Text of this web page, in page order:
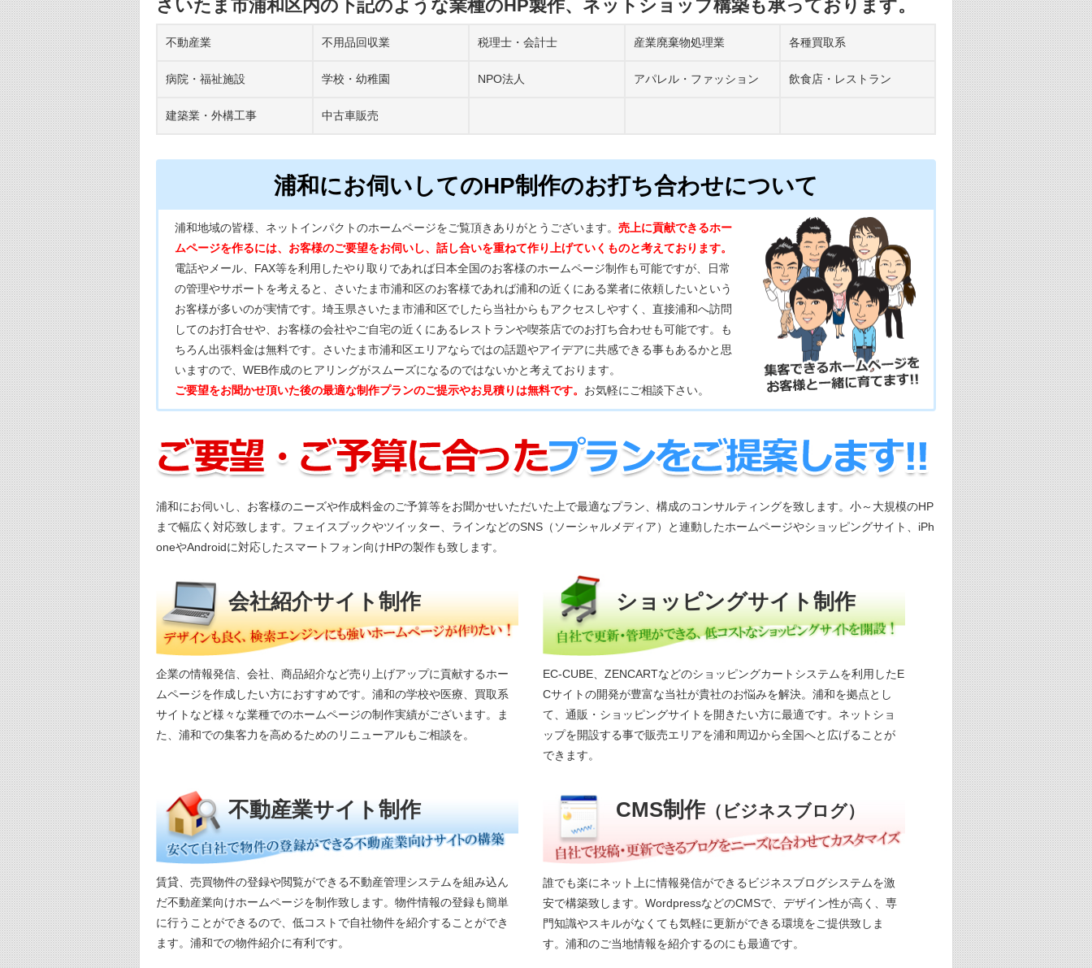
さいたま市浦和区内の下記のような業種のHP製作、ネットショップ構築も承っております。
不動産業 不用品回収業 税理士・会計士 産業廃棄物処理業 各種買取系
病院・福祉施設 学校・幼稚園 NPO法人 アパレル・ファッション 飲食店・レストラン
建築業・外構工事 中古車販売
浦和にお伺いしてのHP制作のお打ち合わせについて
浦和地域の皆様、ネットインパクトのホームページをご覧頂きありがとうございます。 売上に貢献できるホー
ムページを作るには、お客様のご要望をお伺いし、話し合いを重ねて作り上げていくものと考えております。
電話やメール、FAX等を利用したやり取りであれば日本全国のお客様のホームページ制作も可能ですが、日常
の管理やサポートを考えると、さいたま市浦和区のお客様であれば浦和の近くにある業者に依頼したいという
お客様が多いのが実情です。埼玉県さいたま市浦和区でしたら当社からもアクセスしやすく、直接浦和へ訪問
してのお打合せや、お客様の会社やご自宅の近くにあるレストランや喫茶店でのお打ち合わせも可能です。も
ちろん出張料金は無料です。さいたま市浦和区エリアならではの話題やアイデアに共感できる事もあるかと思
いますので、WEB作成のヒアリングがスムーズになるのではないかと考えております。
ご要望をお聞かせ頂いた後の最適な制作プランのご提示やお見積りは無料です。 お気軽にご相談下さい。
浦和にお伺いし、お客様のニーズや作成料金のご予算等をお聞かせいただいた上で最適なプラン、構成のコンサルティングを致します。小～大規模のHP
まで幅広く対応致します。フェイスブックやツイッター、ラインなどのSNS（ソーシャルメディア）と連動したホームページやショッピングサイト、iPh
oneやAndroidに対応したスマートフォン向けHPの製作も致します。
会社紹介サイト制作
企業の情報発信、会社、商品紹介など売り上げアップに貢献するホー
ムページを作成したい方におすすめです。浦和の学校や医療、買取系
サイトなど様々な業種でのホームページの制作実績がございます。ま
た、浦和での集客力を高めるためのリニューアルもご相談を。
ショッピングサイト制作
EC-CUBE、ZENCARTなどのショッピングカートシステムを利用したE
Cサイトの開発が豊富な当社が貴社のお悩みを解決。浦和を拠点とし
て、通販・ショッピングサイトを開きたい方に最適です。ネットショ
ップを開設する事で販売エリアを浦和周辺から全国へと広げることが
できます。
不動産業サイト制作
賃貸、売買物件の登録や閲覧ができる不動産管理システムを組み込ん
だ不動産業向けホームページを制作致します。物件情報の登録も簡単
に行うことができるので、低コストで自社物件を紹介することができ
ます。浦和での物件紹介に有利です。
CMS制作（ビジネスブログ）
誰でも楽にネット上に情報発信ができるビジネスブログシステムを激
安で構築致します。WordpressなどのCMSで、デザイン性が高く、専
門知識やスキルがなくても気軽に更新ができる環境をご提供致しま
す。浦和のご当地情報を紹介するのにも最適です。